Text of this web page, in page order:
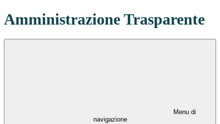
Amministrazione Trasparente
Menu di
navigazione